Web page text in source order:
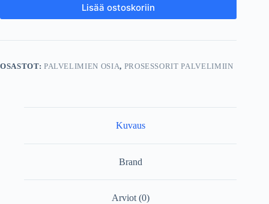
Lisää ostoskoriin
OSASTOT: PALVELIMIEN OSIA, PROSESSORIT PALVELIMIIN
Kuvaus
Brand
Arviot (0)